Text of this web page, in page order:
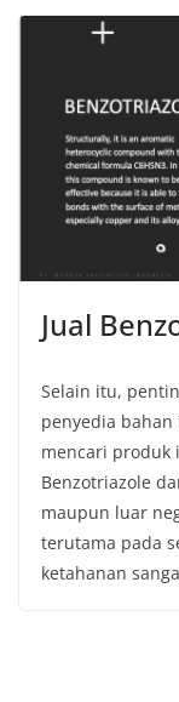
Jual
Selain itu,
penyedia
mencari produk
Benzotriazole
maupun luar
terutama pada
ketahanan